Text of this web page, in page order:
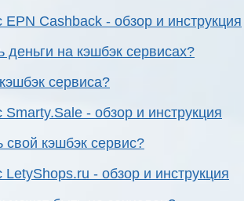
EPN Cashback - обзор и инструкция
деньги на кэшбэк сервисах?
сервиса?
Smarty.Sale - обзор и инструкция
свой кэшбэк сервис?
LetyShops.ru - обзор и инструкция